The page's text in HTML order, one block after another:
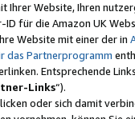
Ihrer Website, Ihren
für die Amazon UK
Website mit einer der in
das Partnerprogramm
Entsprechende
Links“).
oder sich damit